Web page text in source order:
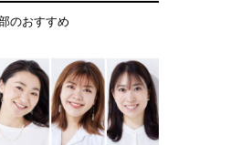
のおすすめ